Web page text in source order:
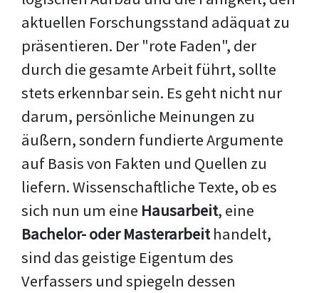
aktuellen Forschungsstand adäquat zu
präsentieren. Der "rote Faden", der
durch die gesamte Arbeit führt, sollte
stets erkennbar sein. Es geht nicht nur
darum, persönliche Meinungen zu
äußern, sondern fundierte Argumente
auf Basis von Fakten und Quellen zu
liefern. Wissenschaftliche Texte, ob es
sich nun um eine Hausarbeit, eine
Bachelor- oder Masterarbeithandelt,
sind das geistige Eigentum des
Verfassers und spiegeln dessen